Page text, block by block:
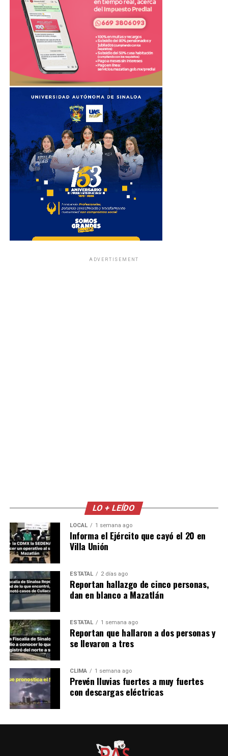
ADVERTISEMENT
LO + LEÍDO
LOCAL 1 semana ago
Informa el Ejército que cayó el 20 en
Villa Unión
ESTATAL 2 días ago
Reportan hallazgo de cinco personas,
dan en blanco a Mazatlán
ESTATAL 1 semana ago
Reportan que hallaron a dos personas y
se llevaron a tres
CLIMA 1 semana ago
Prevén lluvias fuertes a muy fuertes
con descargas eléctricas